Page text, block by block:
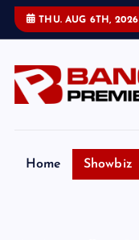
THU. AUG 6TH, 2026
Home Showbiz